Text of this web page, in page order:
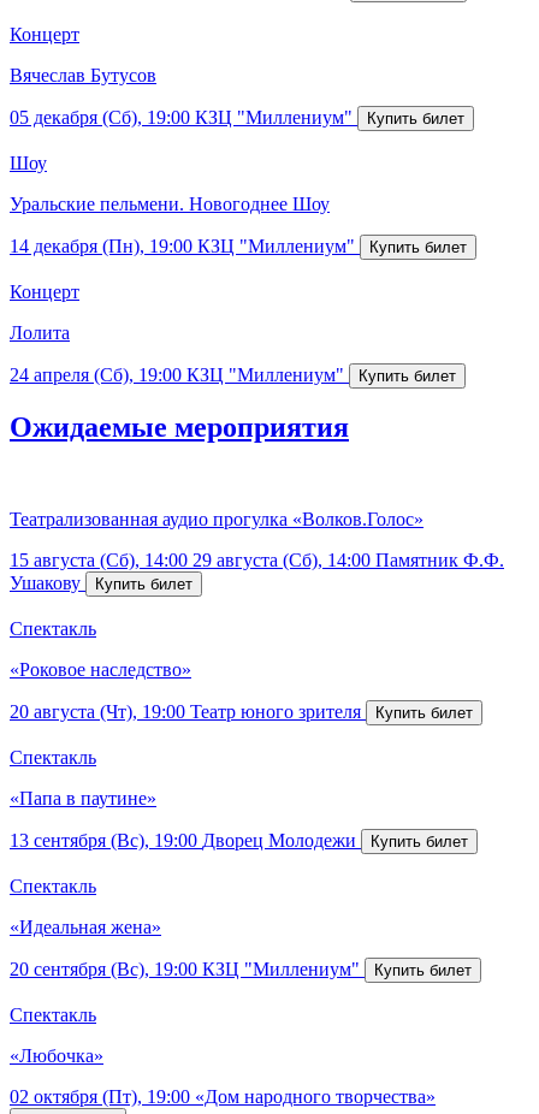
Концерт
Вячеслав Бутусов
05 декабря (Сб), 19:00 КЗЦ "Миллениум"
Шоу
Уральские пельмени. Новогоднее Шоу
14 декабря (Пн), 19:00 КЗЦ "Миллениум"
Концерт
Лолита
24 апреля (Сб), 19:00 КЗЦ "Миллениум"
Ожидаемые мероприятия
Театрализованная аудио прогулка «Волков.Голос»
15 августа (Сб), 14:00 29 августа (Сб), 14:00 Памятник Ф.Ф.
Ушакову
Спектакль
«Роковое наследство»
20 августа (Чт), 19:00 Театр юного зрителя
Спектакль
«Папа в паутине»
13 сентября (Вс), 19:00 Дворец Молодежи
Спектакль
«Идеальная жена»
20 сентября (Вс), 19:00 КЗЦ "Миллениум"
Спектакль
«Любочка»
02 октября (Пт), 19:00 «Дом народного творчества»